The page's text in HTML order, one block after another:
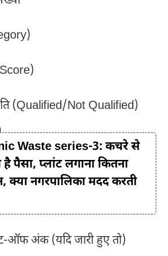
(Qualified/Not Qualified)
Waste series-3: कचरे से
है पैसा, प्लांट लगाना कितना
नगरपालिका मदद करती
ऑफ अंक (यदि जारी हुए तो)